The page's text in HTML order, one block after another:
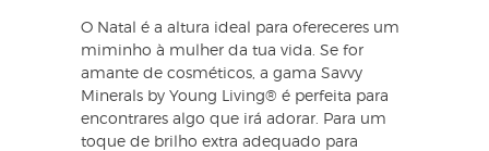
O Natal é a altura ideal para ofereceres um
miminho à mulher da tua vida. Se for
amante de cosméticos, a gama Savvy
Minerals by Young Living® é perfeita para
encontrares algo que irá adorar. Para um
toque de brilho extra adequado para